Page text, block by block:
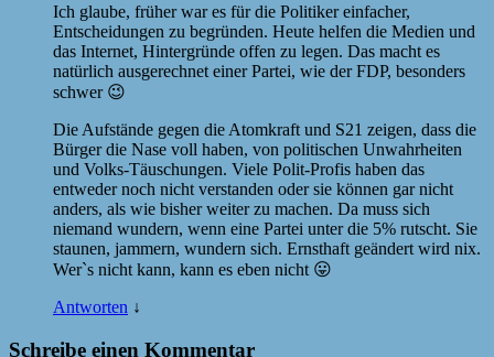
Ich glaube, früher war es für die Politiker einfacher,
Entscheidungen zu begründen. Heute helfen die Medien und
das Internet, Hintergründe offen zu legen. Das macht es
natürlich ausgerechnet einer Partei, wie derFDP, besonders
schwer 😉
Die Aufstände gegen die Atomkraft und S21 zeigen, dass die
Bürger die Nase voll haben, von politischen Unwahrheiten
und Volks-Täuschungen. Viele Polit-Profis haben das
entweder noch nicht verstanden oder sie können gar nicht
anders, als wie bisher weiter zu machen. Da muss sich
niemand wundern, wenn eine Partei unter die 5% rutscht. Sie
staunen, jammern, wundern sich. Ernsthaft geändert wird nix.
Wer`s nicht kann, kann es eben nicht 😛
Antworten ↓
Schreibe einen Kommentar